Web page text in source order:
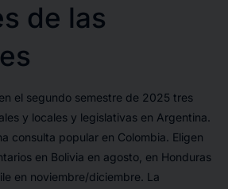
de las
el segundo semestre de 2025 tres
y locales y legislativas en Argentina.
consulta popular en Colombia. Eligen
en Bolivia en agosto, en Honduras
en noviembre/diciembre. La